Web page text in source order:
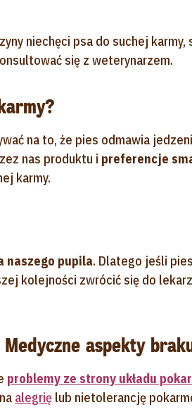
niechęci psa do suchej karmy,
się z weterynarzem.
na to, że pies odmawia
nas produktu i preferencje
karmy.
naszego pupila. Dlatego jeśli
kolejności zwrócić się do
aspekty
problemy ze strony układu
alegrię lub nietolerancję